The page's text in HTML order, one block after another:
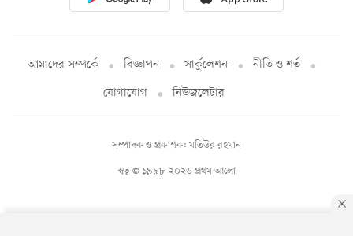
আমাদের সম্পর্কে বিজ্ঞাপন সার্কুলেশন
নীতি ও শর্ত
যোগাযোগ
নিউজলেটার
স্বত্ব © ১৯৯৮-২০২৬ প্রথম আলো
সম্পাদক ও প্রকাশক: মতিউর রহমান